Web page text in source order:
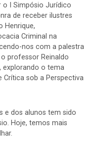
o I Simpósio Jurídico
de receber ilustres
Henrique,
Criminal na
nos com a palestra
professor Reinaldo
explorando o tema
Crítica sob a Perspectiva
e dos alunos tem sido
Hoje, temos mais